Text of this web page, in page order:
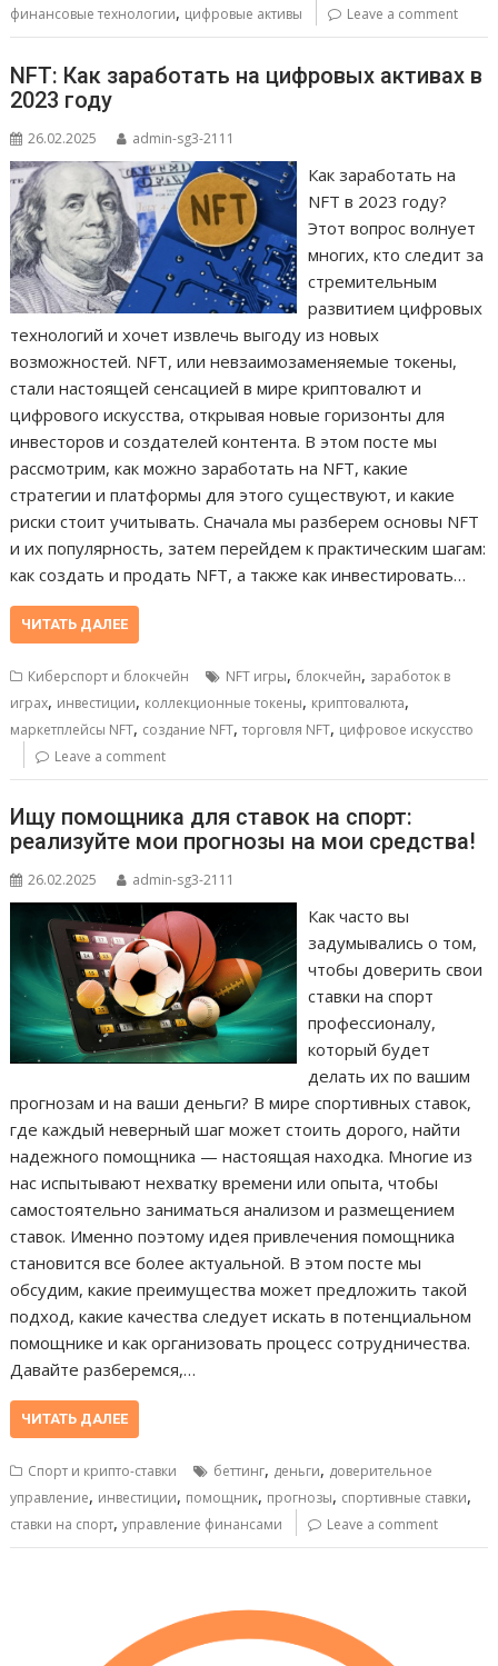
финансовые технологии, цифровые активы Leave a comment
NFT: Как заработать на цифровых активах в
2023 году
26.02.2025 admin-sg3-2111
Как заработать на
NFT в 2023 году?
Этот вопрос волнует
многих, кто следит за
стремительным
развитием цифровых
технологий и хочет извлечь выгоду из новых
возможностей. NFT, или невзаимозаменяемые токены,
стали настоящей сенсацией в мире криптовалют и
цифрового искусства, открывая новые горизонты для
инвесторов и создателей контента. В этом посте мы
рассмотрим, как можно заработать на NFT, какие
стратегии и платформы для этого существуют, и какие
риски стоит учитывать. Сначала мы разберем основы NFT
и их популярность, затем перейдем к практическим шагам:
как создать и продать NFT, а также как инвестировать…
ЧИТАТЬ ДАЛЕЕ
Киберспорт и блокчейн NFT игры, блокчейн, заработок в
играх, инвестиции, коллекционные токены, криптовалюта,
маркетплейсы NFT, создание NFT,торговля NFT, цифровое искусство
Leave a comment
Ищу помощника для ставок на спорт:
реализуйте мои прогнозы на мои средства!
26.02.2025 admin-sg3-2111
Как часто вы
задумывались о том,
чтобы доверить свои
ставки на спорт
профессионалу,
который будет
делать их по вашим
прогнозам и на ваши деньги? В мире спортивных ставок,
где каждый неверный шаг может стоить дорого, найти
надежного помощника — настоящая находка. Многие из
нас испытывают нехватку времени или опыта, чтобы
самостоятельно заниматься анализом и размещением
ставок. Именно поэтому идея привлечения помощника
становится все более актуальной. В этом посте мы
обсудим, какие преимущества может предложить такой
подход, какие качества следует искать в потенциальном
помощнике и как организовать процесс сотрудничества.
Давайте разберемся,…
ЧИТАТЬ ДАЛЕЕ
Спорт и крипто-ставки беттинг, деньги, доверительное
управление, инвестиции, помощник, прогнозы, спортивные ставки,
ставки на спорт,управление финансами Leave a comment